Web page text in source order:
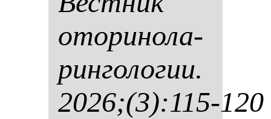
ото­ри­но­ла­
рин­го­ло­гии.
2026;(3):115-120